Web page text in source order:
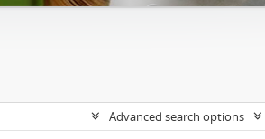
Advanced search options